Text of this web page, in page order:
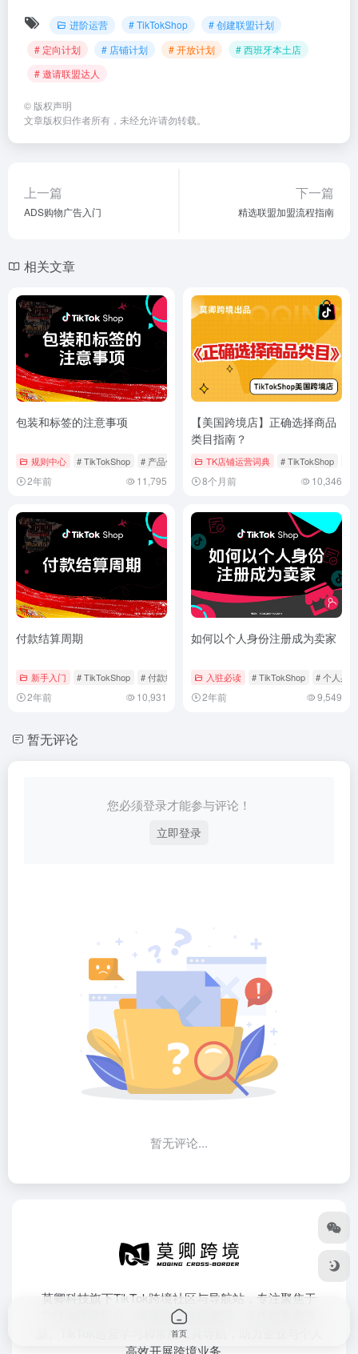
进阶运营 # TikTokShop
# 创建联盟计划
# 定向计划
# 店铺计划 # 开放计划
# 西班牙本土店
# 邀请联盟达人
© 版权声明
文章版权归作者所有，未经允许请勿转载。
上一篇
ADS购物广告入门
下一篇
精选联盟加盟流程指南
相关文章
包装和标签的注意事项
规则中心 # TikTokShop # 产品包装 # 包装和标签
2年前 11,795
【美国跨境店】正确选择商品
类目指南？
TK店铺运营词典 # TikTokShop
8个月前 10,346
付款结算周期
新手入门 # TikTokShop # 付款结算 # 结算周期
2年前 10,931
如何以个人身份注册成为卖家
入驻必读 # TikTokShop # 个人身
2年前 9,549
暂无评论
您必须登录才能参与评论！
立即登录
暂无评论...
莫卿科技旗下TikTok跨境社区与导航站，专注聚焦于
TikTok跨境平台，提供跨境电商资源、优质服务商资
源、TikTok运营学习和常用工具导航，助力企业与个人
高效开展跨境业务。
首页